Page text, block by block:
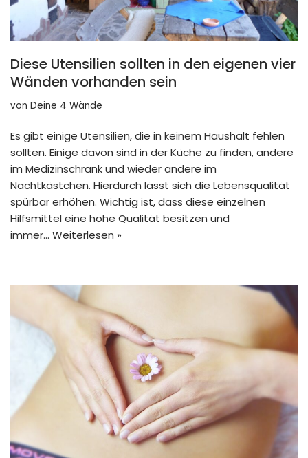
Diese Utensilien sollten in den eigenen vier
Wänden vorhanden sein
von Deine 4 Wände
Es gibt einige Utensilien, die in keinem Haushalt fehlen
sollten. Einige davon sind in der Küche zu finden, andere
im Medizinschrank und wieder andere im
Nachtkästchen. Hierdurch lässt sich die Lebensqualität
spürbar erhöhen. Wichtig ist, dass diese einzelnen
Hilfsmittel eine hohe Qualität besitzen und
immer… Weiterlesen »